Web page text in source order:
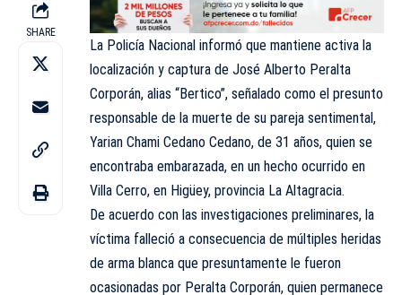
SHARE
La Policía Nacional informó que mantiene activa la
localización y captura de José Alberto Peralta
Corporán, alias “Bertico”, señalado como el presunto
responsable de la muerte de su pareja sentimental,
Yarian Chami Cedano Cedano, de 31 años, quien se
encontraba embarazada, en un hecho ocurrido en
Villa Cerro, en Higüey, provincia La Altagracia.
De acuerdo con las investigaciones preliminares, la
víctima falleció a consecuencia de múltiples heridas
de arma blanca que presuntamente le fueron
ocasionadas por Peralta Corporán, quien permanece